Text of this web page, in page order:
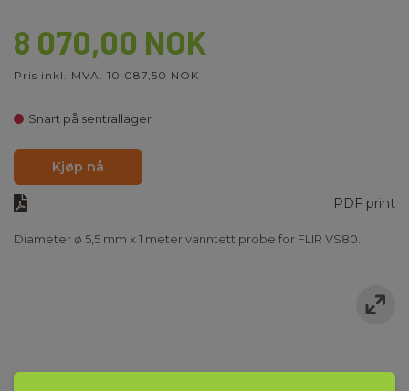
8 070,00 NOK
Pris inkl. MVA. 10 087,50 NOK
Snart på sentrallager
Kjøp nå
PDF print
Diameter ø 5,5 mm x 1 meter vanntett probe for FLIR VS80.